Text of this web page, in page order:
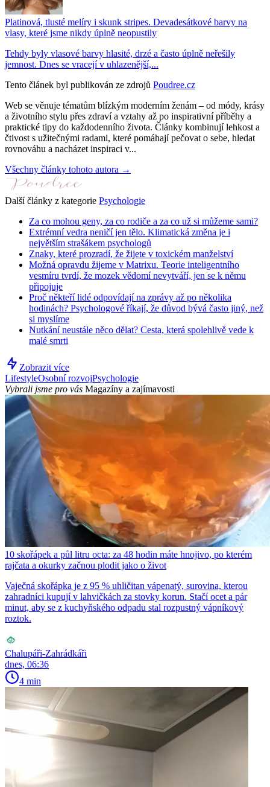
Platinová, tlusté melíry i skunk stripes. Devadesátkové barvy na
vlasy, které jsme nikdy úplně neopustily
Tehdy byly vlasové barvy hlasité, drzé a často úplně neřešily
jemnost. Dnes se vracejí v uhlazenější,...
Tento článek byl publikován ze zdrojů Poudree.cz
Web se věnuje tématům blízkým moderním ženám – od módy, krásy
a životního stylu přes zdraví a vztahy až po inspirativní příběhy a
praktické tipy do každodenního života. Články kombinují lehkost a
čtivost s užitečnými radami, které pomáhají pečovat o sebe, hledat
rovnováhu a nacházet inspiraci v...
Všechny články tohoto autora →
Další články z kategorie Psychologie
Za co mohou geny, za co rodiče a za co už si můžeme sami?
Extrémní vedra neničí jen tělo. Klimatická změna je i
největším strašákem psychologů
Znaky, které prozradí, že žijete v toxickém manželství
Možná opravdu žijeme v Matrixu. Teorie inteligentního
vesmíru tvrdí, že mozek vědomí nevytváří, jen se k němu
připojuje
Proč někteří lidé odpovídají na zprávy až po několika
hodinách? Psychologové říkají, že důvod bývá často jiný, než
si myslíme
Nutkání neustále něco dělat? Cesta, která spolehlivě vede k
malé smrti
Zobrazit více
LifestyleOsobní rozvojPsychologie
Vybrali jsme pro vás Magazíny a zajímavosti
10 skořápek a půl litru octa: za 48 hodin máte hnojivo, po kterém
rajčata a okurky začnou plodit jako o život
Vaječná skořápka je z 95 % uhličitan vápenatý, surovina, kterou
zahradníci kupují v lahvičkách za stovky korun. Stačí ocet a pár
minut, aby se z kuchyňského odpadu stal rozpustný vápníkový
roztok.
Chalupáři-Zahrádkáři
dnes, 06:36
4 min